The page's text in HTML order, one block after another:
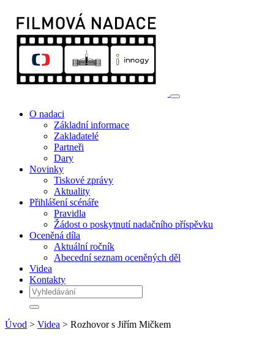
O nadaci
Základní informace
Zakladatelé
Partneři
Dary
Novinky
Tiskové zprávy
Aktuality
Přihlášení scénáře
Pravidla
Žádost o poskytnutí nadačního příspěvku
Oceněná díla
Aktuální ročník
Abecední seznam oceněných děl
Videa
Kontakty
Úvod > Videa > Rozhovor s Jiřím Mičkem